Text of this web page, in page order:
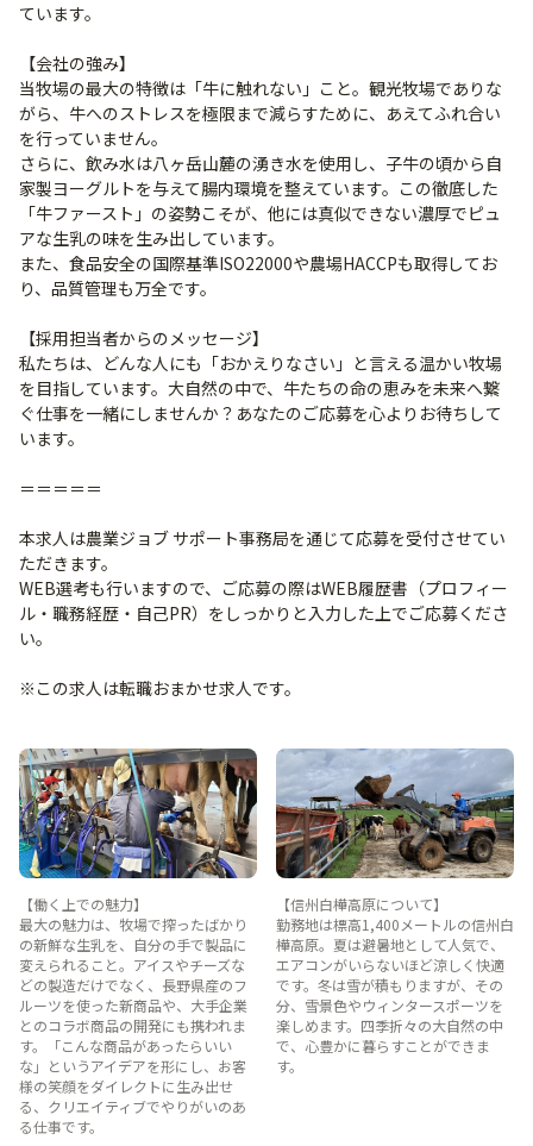
ています。
【会社の強み】
当牧場の最大の特徴は「牛に触れない」こと。観光牧場でありな
がら、牛へのストレスを極限まで減らすために、あえてふれ合い
を行っていません。
さらに、飲み水は八ヶ岳山麓の湧き水を使用し、子牛の頃から自
家製ヨーグルトを与えて腸内環境を整えています。この徹底した
「牛ファースト」の姿勢こそが、他には真似できない濃厚でピュ
アな生乳の味を生み出しています。
また、食品安全の国際基準ISO22000や農場HACCPも取得してお
り、品質管理も万全です。
【採用担当者からのメッセージ】
私たちは、どんな人にも「おかえりなさい」と言える温かい牧場
を目指しています。大自然の中で、牛たちの命の恵みを未来へ繋
ぐ仕事を一緒にしませんか？あなたのご応募を心よりお待ちして
います。
＝＝＝＝＝
本求人は農業ジョブ サポート事務局を通じて応募を受付させてい
ただきます。
WEB選考も行いますので、ご応募の際はWEB履歴書（プロフィー
ル・職務経歴・自己PR）をしっかりと入力した上でご応募くださ
い。
※この求人は転職おまかせ求人です。
【働く上での魅力】
最大の魅力は、牧場で搾ったばかり
の新鮮な生乳を、自分の手で製品に
変えられること。アイスやチーズな
どの製造だけでなく、長野県産のフ
ルーツを使った新商品や、大手企業
とのコラボ商品の開発にも携われま
す。「こんな商品があったらいい
な」というアイデアを形にし、お客
様の笑顔をダイレクトに生み出せ
る、クリエイティブでやりがいのあ
る仕事です。
【信州白樺高原について】
勤務地は標高1,400メートルの信州白
樺高原。夏は避暑地として人気で、
エアコンがいらないほど涼しく快適
です。冬は雪が積もりますが、その
分、雪景色やウィンタースポーツを
楽しめます。四季折々の大自然の中
で、心豊かに暮らすことができま
す。